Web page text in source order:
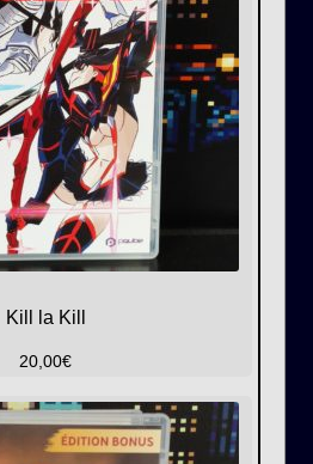
Kill la Kill
20,00€